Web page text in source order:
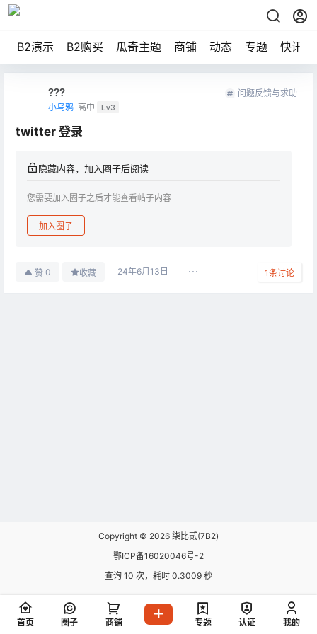
B2演示 B2购买 瓜奇主题 商铺 动态 专题 快讯
???
小乌鸦 高中 Lv3
问题反馈与求助
twitter 登录
隐藏内容，加入圈子后阅读
您需要加入圈子之后才能查看帖子内容
加入圈子
赞 0 收藏 24年6月13日 1条讨论
Copyright © 2026 柒比贰(7B2)
鄂ICP备16020046号-2
查询 10 次，耗时 0.3009 秒
首页 圈子 商铺 专题 认证 我的